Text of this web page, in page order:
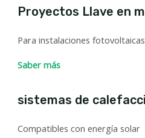
Proyectos Llave en
Para instalaciones fotovoltaicas
Saber más
sistemas de
Compatibles con energía solar